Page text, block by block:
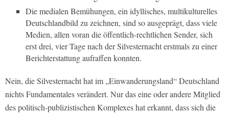
Die medialen Bemühungen, ein idyllisches, multikulturelles
Deutschlandbild zu zeichnen, sind so ausgeprägt, dass viele
Medien, allen voran die öffentlich-rechtlichen Sender, sich
erst drei, vier Tage nach der Silvesternacht erstmals zu einer
Berichterstattung aufraffen konnten.
Nein, die Silvesternacht hat im „Einwanderungsland“ Deutschland
nichts Fundamentales verändert. Nur das eine oder andere Mitglied
des politisch-publizistischen Komplexes hat erkannt, dass sich die